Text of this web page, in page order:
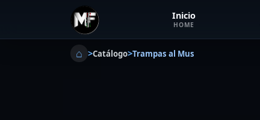
Inicio
HOME
⌂ >Catálogo>Trampas al Mus